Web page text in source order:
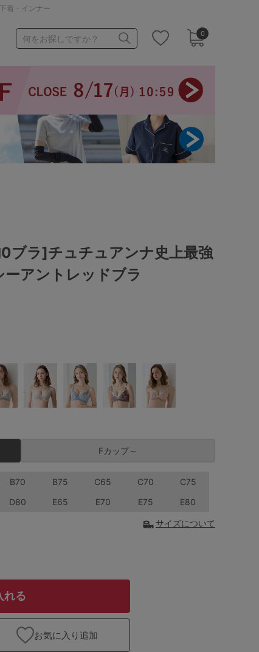
着・インナー
0
何をお探しですか？
1,000～1,999円
3,000～3,999円
0ブラ]チュチュアンナ史上最強
アントレッドブラ
Fカップ～
B70 B75 C65 C70
C75
D80 E65 E70 E75 E80
サイズについて
れる
お気に入り追加